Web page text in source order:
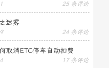
贺卡
25 条评论
迷雾
24 条评论
取消ETC停车自动扣费
17 条评论